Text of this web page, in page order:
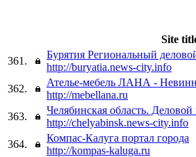
Site
361.
Бурятия Региональный
http://buryatia.news-city.info
362.
Ателье-мебель ЛАНА -
http://mebellana.ru
363.
Челябинская область.
http://chelyabinsk.news-city.info
364.
Компас-Калуга портал города
http://kompas-kaluga.ru